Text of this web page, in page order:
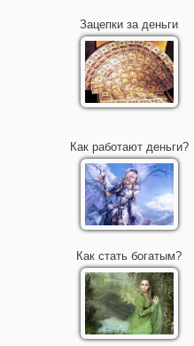
Зацепки за деньги
Как работают деньги?
Как стать богатым?